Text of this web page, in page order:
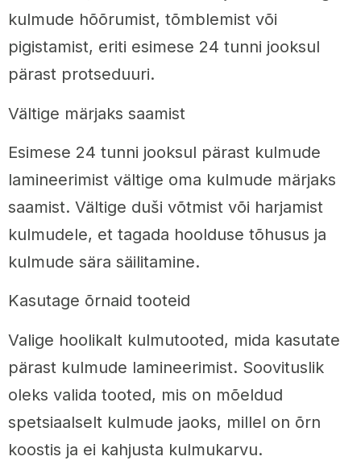
kulmude hõõrumist, tõmblemist või
pigistamist, eriti esimese 24 tunni jooksul
pärast protseduuri.
Vältige märjaks saamist
Esimese 24 tunni jooksul pärast kulmude
lamineerimist vältige oma kulmude märjaks
saamist. Vältige duši võtmist või harjamist
kulmudele, et tagada hoolduse tõhusus ja
kulmude sära säilitamine.
Kasutage õrnaid tooteid
Valige hoolikalt kulmutooted, mida kasutate
pärast kulmude lamineerimist. Soovituslik
oleks valida tooted, mis on mõeldud
spetsiaalselt kulmude jaoks, millel on õrn
koostis ja ei kahjusta kulmukarvu.